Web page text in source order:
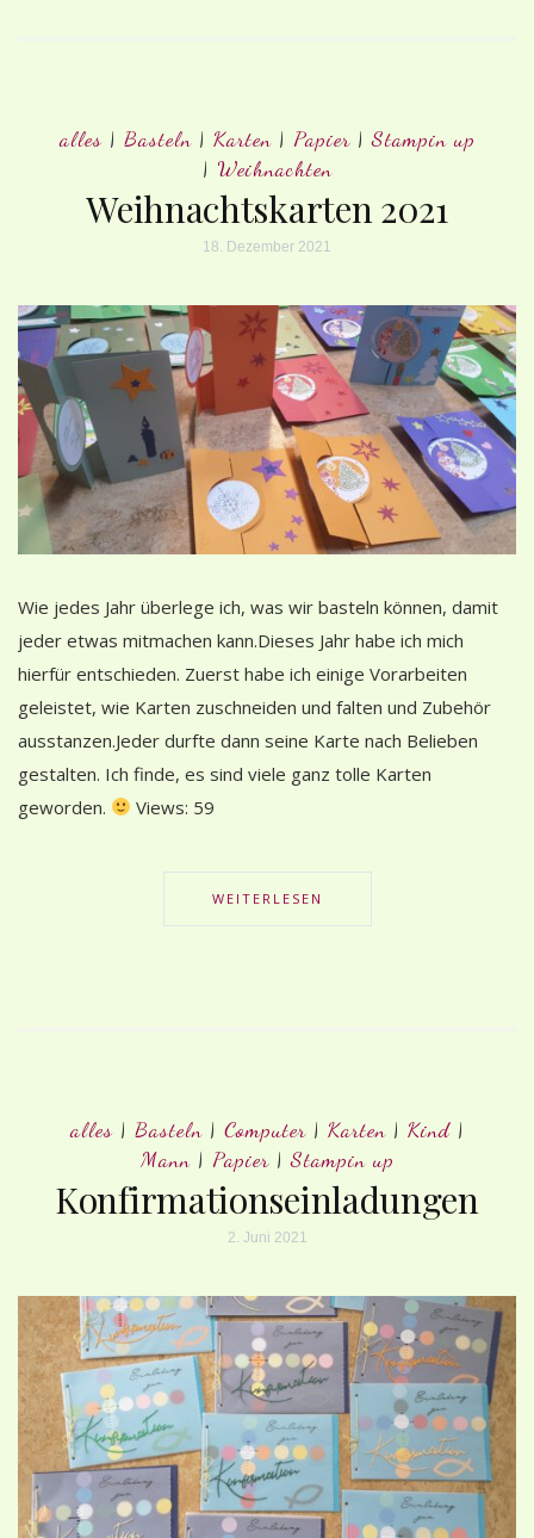
alles| Basteln| Karten| Papier|Stampin up
| Weihnachten
Weihnachtskarten 2021
18. Dezember 2021
Wie jedes Jahr überlege ich, was wir basteln können, damit
jeder etwas mitmachen kann.Dieses Jahr habe ich mich
hierfür entschieden. Zuerst habe ich einige Vorarbeiten
geleistet, wie Karten zuschneiden und falten und Zubehör
ausstanzen.Jeder durfte dann seine Karte nach Belieben
gestalten. Ich finde, es sind viele ganz tolle Karten
geworden.
Views: 59
WEITERLESEN
alles| Basteln| Computer| Karten| Kind|
Mann| Papier|Stampin up
Konfirmationseinladungen
2. Juni 2021